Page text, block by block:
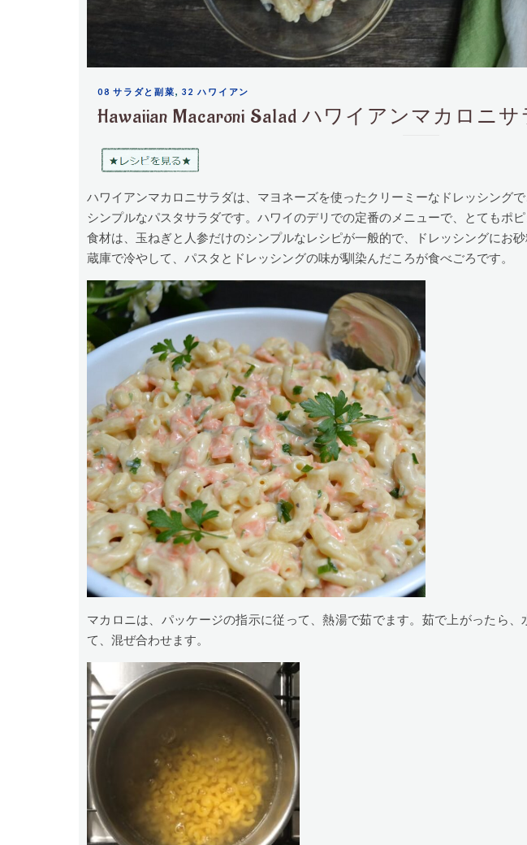
08 サラダと副菜,32 ハワイアン
Hawaiian Macaroni Salad ハワイアンマカロニ
ハワイアンマカロニサラダは、マヨネーズを使ったクリーミーなドレッシング
シンプルなパスタサラダです。ハワイのデリでの定番のメニューで、とてもポ
食材は、玉ねぎと人参だけのシンプルなレシピが一般的で、ドレッシングにお
蔵庫で冷やして、パスタとドレッシングの味が馴染んだころが食べごろです。
マカロニは、パッケージの指示に従って、熱湯で茹でます。茹で上がったら、
て、混ぜ合わせます。